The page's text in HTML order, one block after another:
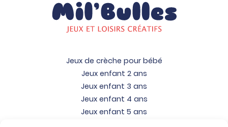
Jeux de crèche pour bébé
Jeux enfant 2 ans
Jeux enfant 3 ans
Jeux enfant 4 ans
Jeux enfant 5 ans